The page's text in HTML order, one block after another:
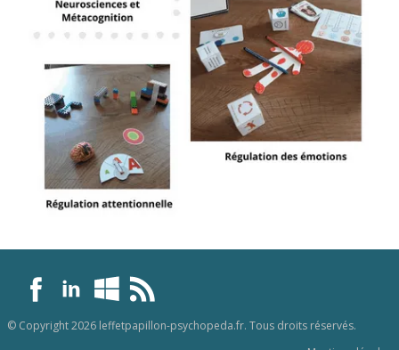
© Copyright 2026 leffetpapillon-psychopeda.fr. Tous droits réservés.